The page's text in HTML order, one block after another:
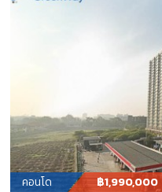
คอนโด ฿1,990,000